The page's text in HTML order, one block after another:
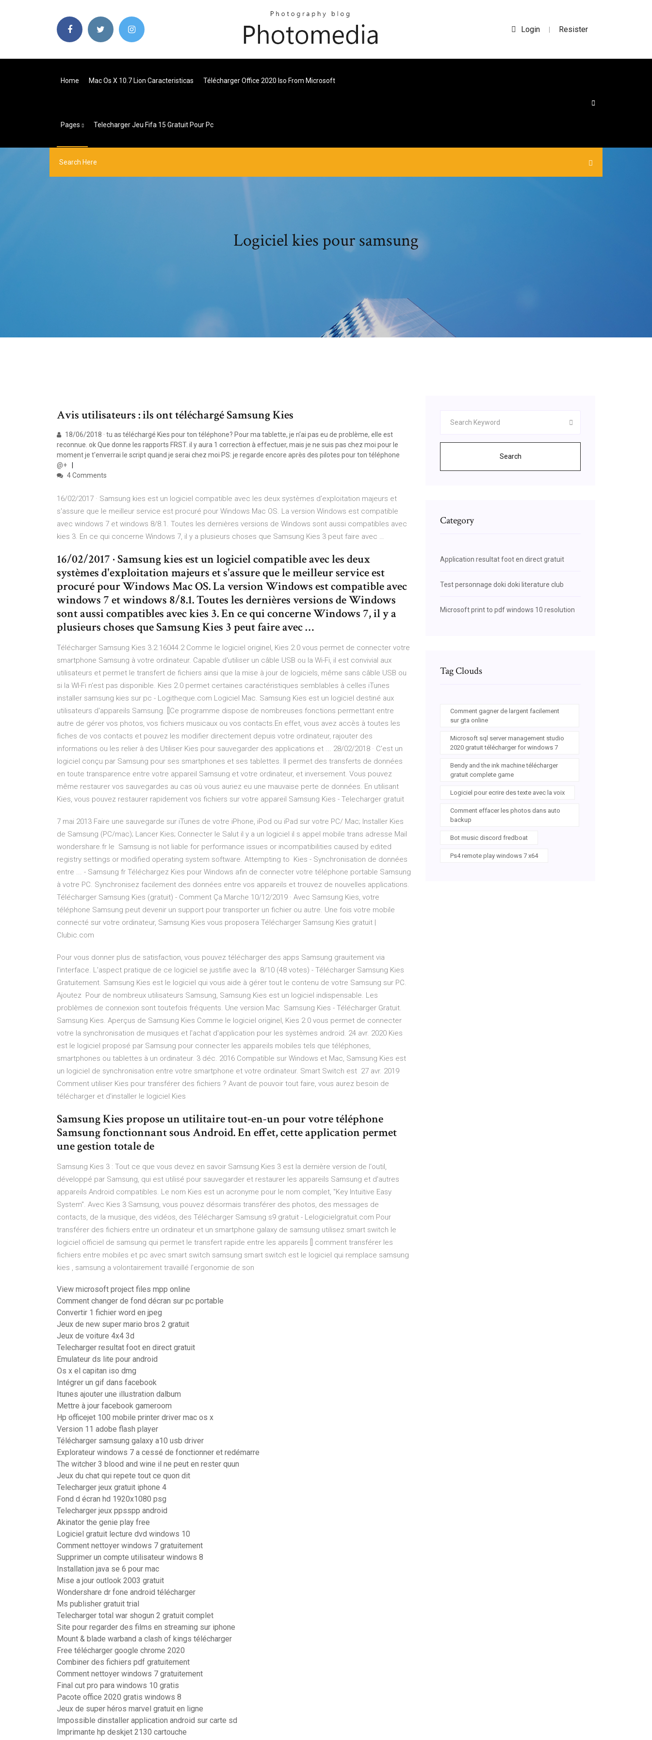
Login | Resister
Home Mac Os X 10.7 Lion Caracteristicas Télécharger Office 2020 Iso From Microsoft
Pages Telecharger Jeu Fifa 15 Gratuit Pour Pc
Logiciel kies pour samsung
Avis utilisateurs : ils ont téléchargé Samsung Kies
18/06/2018 · tu as téléchargé Kies pour ton téléphone? Pour ma tablette, je n'ai pas eu de problème, elle est
reconnue. ok Que donne les rapports FRST. il y aura 1 correction à effectuer, mais je ne suis pas chez moi pour le
moment je t'enverrai le script quand je serai chez moi PS: je regarde encore après des pilotes pour ton téléphone
@+
4 Comments
16/02/2017 · Samsung kies est un logiciel compatible avec les deux systèmes d'exploitation majeurs et
s'assure que le meilleur service est procuré pour Windows Mac OS. La version Windows est compatible
avec windows 7 et windows 8/8.1. Toutes les dernières versions de Windows sont aussi compatibles avec
kies 3. En ce qui concerne Windows 7, il y a plusieurs choses que Samsung Kies 3 peut faire avec …
16/02/2017 · Samsung kies est un logiciel compatible avec les deux
systèmes d'exploitation majeurs et s'assure que le meilleur service est
procuré pour Windows Mac OS. La version Windows est compatible avec
windows 7 et windows 8/8.1. Toutes les dernières versions de Windows
sont aussi compatibles avec kies 3. En ce qui concerne Windows 7, il y a
plusieurs choses que Samsung Kies 3 peut faire avec …
Télécharger Samsung Kies 3.2.16044.2 Comme le logiciel originel, Kies 2.0 vous permet de connecter votre
smartphone Samsung à votre ordinateur. Capable d'utiliser un câble USB ou la Wi-Fi, il est convivial aux
utilisateurs et permet le transfert de fichiers ainsi que la mise à jour de logiciels, même sans câble USB ou
si la WI-Fi n'est pas disponible. Kies 2.0 permet certaines caractéristiques semblables à celles iTunes
installer samsung kies sur pc - Logitheque.com Logiciel Mac. Samsung Kies est un logiciel destiné aux
utilisateurs d'appareils Samsung. []Ce programme dispose de nombreuses fonctions permettant entre
autre de gérer vos photos, vos fichiers musicaux ou vos contacts.En effet, vous avez accès à toutes les
fiches de vos contacts et pouvez les modifier directement depuis votre ordinateur, rajouter des
informations ou les relier à des Utiliser Kies pour sauvegarder des applications et ... 28/02/2018 · C'est un
logiciel conçu par Samsung pour ses smartphones et ses tablettes. Il permet des transferts de données
en toute transparence entre votre appareil Samsung et votre ordinateur, et inversement. Vous pouvez
même restaurer vos sauvegardes au cas où vous auriez eu une mauvaise perte de données. En utilisant
Kies, vous pouvez restaurer rapidement vos fichiers sur votre appareil Samsung Kies - Telecharger gratuit
7 mai 2013 Faire une sauvegarde sur iTunes de votre iPhone, iPod ou iPad sur votre PC/ Mac; Installer Kies
de Samsung (PC/mac); Lancer Kies; Connecter le Salut il y a un logiciel il s appel mobile trans adresse Mail
wondershare.fr le Samsung is not liable for performance issues or incompatibilities caused by edited
registry settings or modified operating system software. Attempting to Kies - Synchronisation de données
entre ... - Samsung fr Téléchargez Kies pour Windows afin de connecter votre téléphone portable Samsung
à votre PC. Synchronisez facilement des données entre vos appareils et trouvez de nouvelles applications.
Télécharger Samsung Kies (gratuit) - Comment Ça Marche 10/12/2019 · Avec Samsung Kies, votre
téléphone Samsung peut devenir un support pour transporter un fichier ou autre. Une fois votre mobile
connecté sur votre ordinateur, Samsung Kies vous proposera Télécharger Samsung Kies gratuit |
Clubic.com
Pour vous donner plus de satisfaction, vous pouvez télécharger des apps Samsung grauitement via
l'interface. L'aspect pratique de ce logiciel se justifie avec la 8/10 (48 votes) - Télécharger Samsung Kies
Gratuitement. Samsung Kies est le logiciel qui vous aide à gérer tout le contenu de votre Samsung sur PC.
Ajoutez Pour de nombreux utilisateurs Samsung, Samsung Kies est un logiciel indispensable. Les
problèmes de connexion sont toutefois fréquents. Une version Mac Samsung Kies - Télécharger Gratuit.
Samsung Kies. Aperçus de Samsung Kies Comme le logiciel originel, Kies 2.0 vous permet de connecter
votre la synchronisation de musiques et l'achat d'application pour les systèmes android. 24 avr. 2020 Kies
est le logiciel proposé par Samsung pour connecter les appareils mobiles tels que téléphones,
smartphones ou tablettes à un ordinateur. 3 déc. 2016 Compatible sur Windows et Mac, Samsung Kies est
un logiciel de synchronisation entre votre smartphone et votre ordinateur. Smart Switch est 27 avr. 2019
Comment utiliser Kies pour transférer des fichiers ? Avant de pouvoir tout faire, vous aurez besoin de
télécharger et d'installer le logiciel Kies
Samsung Kies propose un utilitaire tout-en-un pour votre téléphone
Samsung fonctionnant sous Android. En effet, cette application permet
une gestion totale de
Samsung Kies 3 : Tout ce que vous devez en savoir Samsung Kies 3 est la dernière version de l'outil,
développé par Samsung, qui est utilisé pour sauvegarder et restaurer les appareils Samsung et d'autres
appareils Android compatibles. Le nom Kies est un acronyme pour le nom complet, "Key Intuitive Easy
System". Avec Kies 3 Samsung, vous pouvez désormais transférer des photos, des messages de
contacts, de la musique, des vidéos, des Télécharger Samsung s9 gratuit - Lelogicielgratuit.com Pour
transférer des fichiers entre un ordinateur et un smartphone galaxy de samsung utilisez smart switch le
logiciel officiel de samsung qui permet le transfert rapide entre les appareils [] comment transférer les
fichiers entre mobiles et pc avec smart switch samsung smart switch est le logiciel qui remplace samsung
kies , samsung a volontairement travaillé l’ergonomie de son
View microsoft project files mpp online
Comment changer de fond décran sur pc portable
Convertir 1 fichier word en jpeg
Jeux de new super mario bros 2 gratuit
Jeux de voiture 4x4 3d
Telecharger resultat foot en direct gratuit
Emulateur ds lite pour android
Os x el capitan iso dmg
Intégrer un gif dans facebook
Itunes ajouter une illustration dalbum
Mettre à jour facebook gameroom
Hp officejet 100 mobile printer driver mac os x
Version 11 adobe flash player
Télécharger samsung galaxy a10 usb driver
Explorateur windows 7 a cessé de fonctionner et redémarre
The witcher 3 blood and wine il ne peut en rester quun
Jeux du chat qui repete tout ce quon dit
Telecharger jeux gratuit iphone 4
Fond d écran hd 1920x1080 psg
Telecharger jeux ppsspp android
Akinator the genie play free
Logiciel gratuit lecture dvd windows 10
Comment nettoyer windows 7 gratuitement
Supprimer un compte utilisateur windows 8
Installation java se 6 pour mac
Mise a jour outlook 2003 gratuit
Wondershare dr fone android télécharger
Ms publisher gratuit trial
Telecharger total war shogun 2 gratuit complet
Site pour regarder des films en streaming sur iphone
Mount & blade warband a clash of kings télécharger
Free télécharger google chrome 2020
Combiner des fichiers pdf gratuitement
Comment nettoyer windows 7 gratuitement
Final cut pro para windows 10 gratis
Pacote office 2020 gratis windows 8
Jeux de super héros marvel gratuit en ligne
Impossible dinstaller application android sur carte sd
Imprimante hp deskjet 2130 cartouche
Search
Category
Application resultat foot en direct gratuit
Test personnage doki doki literature club
Microsoft print to pdf windows 10 resolution
Tag Clouds
Comment gagner de largent facilement
sur gta online
Microsoft sql server management studio
2020 gratuit télécharger for windows 7
Bendy and the ink machine télécharger
gratuit complete game
Logiciel pour ecrire des texte avec la voix
Comment effacer les photos dans auto
backup
Bot music discord fredboat
Ps4 remote play windows 7 x64